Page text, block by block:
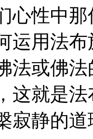
心性中
运用法
法或佛
这就是
寂静的